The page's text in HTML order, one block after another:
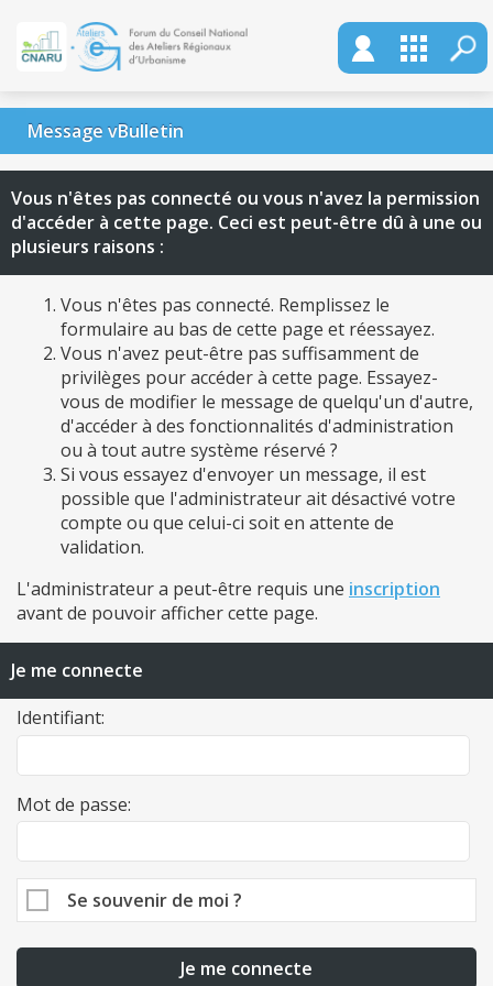
Message vBulletin
Vous n'êtes pas connecté ou vous n'avez la permission
d'accéder à cette page. Ceci est peut-être dû à une ou
plusieurs raisons :
Vous n'êtes pas connecté. Remplissez le
formulaire au bas de cette page et réessayez.
Vous n'avez peut-être pas suffisamment de
privilèges pour accéder à cette page. Essayez-
vous de modifier le message de quelqu'un d'autre,
d'accéder à des fonctionnalités d'administration
ou à tout autre système réservé ?
Si vous essayez d'envoyer un message, il est
possible que l'administrateur ait désactivé votre
compte ou que celui-ci soit en attente de
validation.
L'administrateur a peut-être requis une inscription
avant de pouvoir afficher cette page.
Je me connecte
Identifiant:
Mot de passe:
Se souvenir de moi ?
Je me connecte